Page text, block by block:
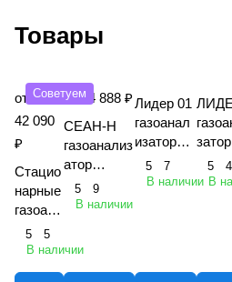
Товары
Советуем
от
42 090
₽
Стацио
нарные
газоана
лизато
ры
5
5
В наличии
от 24 888 ₽
СЕАН-Н
газоанализ
атор
однокомпо
нентный
5
9
В наличии
Лидер 01
газоанал
изатор
переносн
ой
5
7
В наличии
затор
ый
5
4
В